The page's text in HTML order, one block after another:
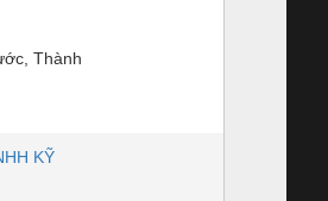
Thành
KỸ